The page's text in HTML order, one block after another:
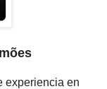
experiencia en